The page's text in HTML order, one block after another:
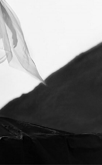
исследовать
Браво
проработала его